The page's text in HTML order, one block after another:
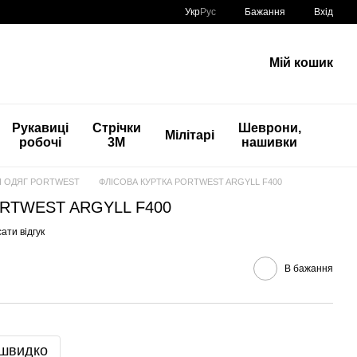
УкрРус Бажання Вхід
Мій кошик
Рукавиці
робочі
Стрічки
3М
Мілітарі
Шеврони,
нашивки
PORTWEST ФЛІСОВА КУРТКА PORTWEST ARGYLL F400
ARGYLL F400
відгук
В бажання